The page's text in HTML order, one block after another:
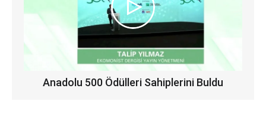
Anadolu 500 Ödülleri Sahiplerini Buldu